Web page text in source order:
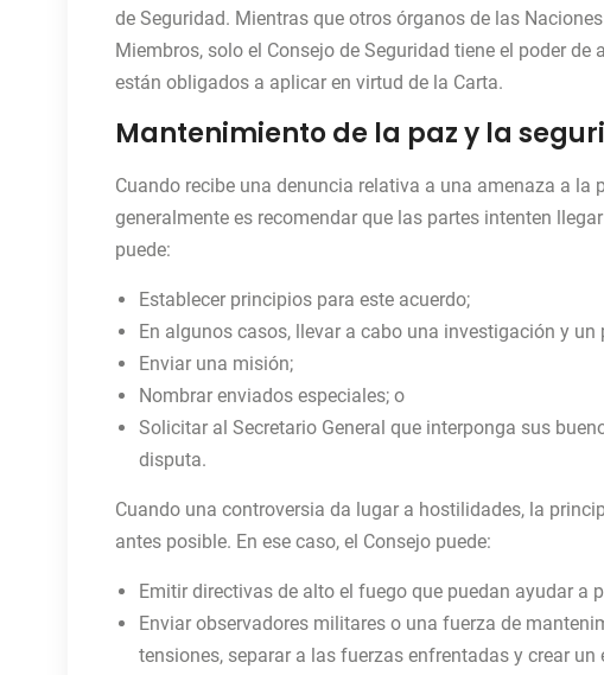
de Seguridad. Mientras que otros órganos de las
Miembros, solo el Consejo de Seguridad tiene el poder
están obligados a aplicar en virtud de la Carta.
Mantenimiento de la paz y la
Cuando recibe una denuncia relativa a una amenaza a la
generalmente es recomendar que las partes intenten
puede:
Establecer principios para este acuerdo;
En algunos casos, llevar a cabo una investigación y un
Enviar una misión;
Nombrar enviados especiales; o
Solicitar al Secretario General que interponga sus
disputa.
Cuando una controversia da lugar a hostilidades, la
antes posible. En ese caso, el Consejo puede:
Emitir directivas de alto el fuego que puedan ayudar a
Enviar observadores militares o una fuerza de
tensiones, separar a las fuerzas enfrentadas y crear